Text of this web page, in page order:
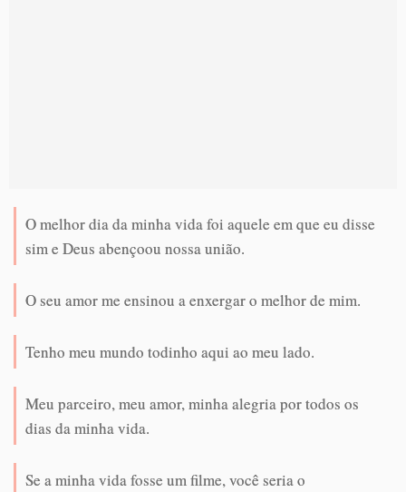
O melhor dia da minha vida foi aquele em que eu disse
sim e Deus abençoou nossa união.
O seu amor me ensinou a enxergar o melhor de mim.
Tenho meu mundo todinho aqui ao meu lado.
Meu parceiro, meu amor, minha alegria por todos os
dias da minha vida.
Se a minha vida fosse um filme, você seria o